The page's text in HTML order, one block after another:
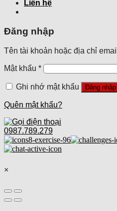
Liên hệ
Đăng nhập
Tên tài khoản hoặc địa chỉ email
Mật khẩu *
Ghi nhớ mật khẩu Đăng nhập
Quên mật khẩu?
0987.789.279
×